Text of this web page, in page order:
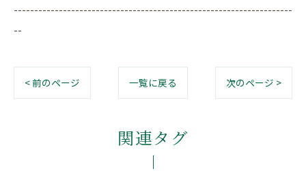
--------------------------------------------------------------------
--
< 前のページ 一覧に戻る 次のページ >
関連タグ